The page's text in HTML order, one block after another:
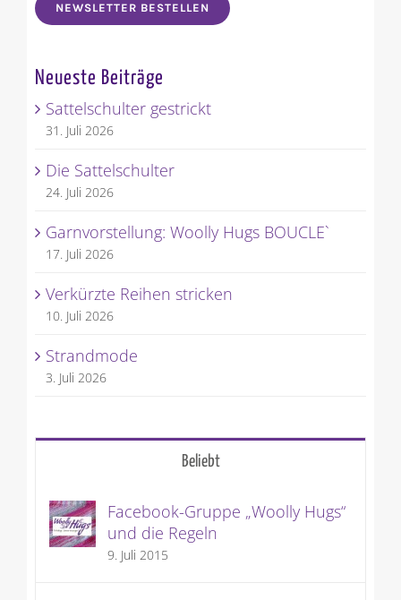
NEWSLETTER BESTELLEN
Neueste Beiträge
Sattelschulter gestrickt
31. Juli 2026
Die Sattelschulter
24. Juli 2026
Garnvorstellung: Woolly Hugs BOUCLE`
17. Juli 2026
Verkürzte Reihen stricken
10. Juli 2026
Strandmode
3. Juli 2026
Beliebt
Facebook-Gruppe „Woolly Hugs“
und die Regeln
9. Juli 2015